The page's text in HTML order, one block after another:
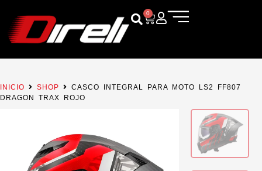
0
INICIO SHOP
CASCO INTEGRAL PARA MOTO LS2 FF807
DRAGON TRAX ROJO